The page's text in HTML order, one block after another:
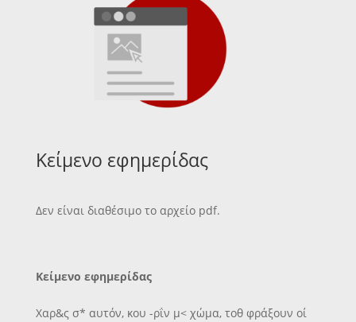
Κείμενο εφημερίδας
Δεν είναι διαθέσιμο το αρχείο pdf.
Κείμενο εφημερίδας
Χαρ&ς σ* αυτόν, κου -ρΐν μ< χώμα, τοθ φράξουν οί